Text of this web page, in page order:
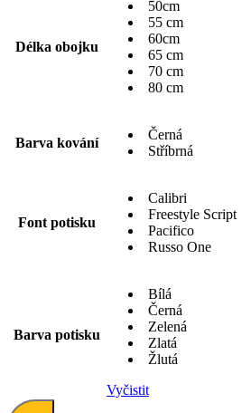
Délka obojku
50cm
55 cm
60cm
65 cm
70 cm
80 cm
Barva kování
Černá
Stříbrná
Font potisku
Calibri
Freestyle Script
Pacifico
Russo One
Barva potisku
Bílá
Černá
Zelená
Zlatá
Žlutá
Vyčistit